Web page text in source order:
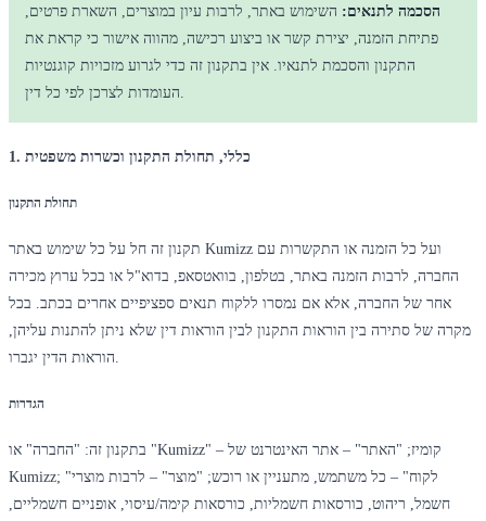
הסכמה לתנאים: השימוש באתר, לרבות עיון במוצרים, השארת פרטים,
פתיחת הזמנה, יצירת קשר או ביצוע רכישה, מהווה אישור כי קראת את
התקנון והסכמת לתנאיו. אין בתקנון זה כדי לגרוע מזכויות קוגנטיות
1. כללי, תחולת התקנון וכשרות משפטית
תחולת התקנון
תקנון זה חל על כל שימוש באתר Kumizz ועל כל הזמנה או התקשרות עם
החברה, לרבות הזמנה באתר, בטלפון, בוואטסאפ, בדוא"ל או בכל ערוץ מכירה
אחר של החברה, אלא אם נמסרו ללקוח תנאים ספציפיים אחרים בכתב. בכל
מקרה של סתירה בין הוראות התקנון לבין הוראות דין שלא ניתן להתנות עליהן,
הגדרות
בתקנון זה: "החברה" או "Kumizz" – קומיז; "האתר" – אתר האינטרנט של
Kumizz; "לקוח" – כל משתמש, מתעניין או רוכש; "מוצר" – לרבות מוצרי
חשמל, ריהוט, כורסאות חשמליות, כורסאות קימה/עיסוי, אופניים חשמליים,